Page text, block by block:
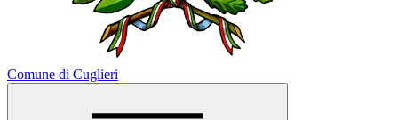
Comune di Cuglieri